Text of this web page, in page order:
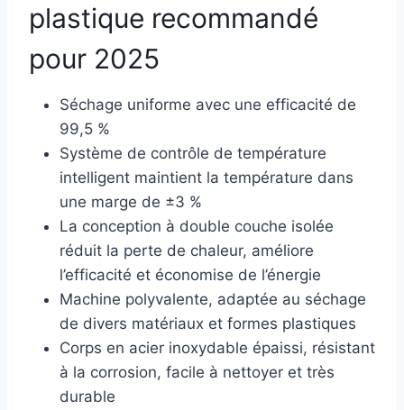
plastique recommandé
pour 2025
Séchage uniforme avec une efficacité de
99,5 %
Système de contrôle de température
intelligent maintient la température dans
une marge de ±3 %
La conception à double couche isolée
réduit la perte de chaleur, améliore
l’efficacité et économise de l’énergie
Machine polyvalente, adaptée au séchage
de divers matériaux et formes plastiques
Corps en acier inoxydable épaissi, résistant
à la corrosion, facile à nettoyer et très
durable